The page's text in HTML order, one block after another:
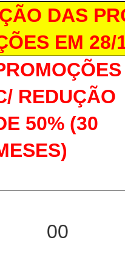
DAS
EM 28/
REDUÇÃO
50% (30
00